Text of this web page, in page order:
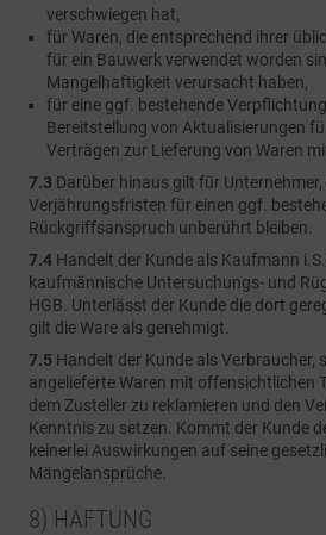
verschwiegen hat,
für Waren, die entsprechend ihrer
für ein Bauwerk verwendet worden
Mangelhaftigkeit verursacht haben,
für eine ggf. bestehende
Bereitstellung von Aktualisierungen
Verträgen zur Lieferung von Waren
7.3 Darüber hinaus gilt für
Verjährungsfristen für einen ggf.
Rückgriffsanspruch unberührt bleiben.
7.4 Handelt der Kunde als Kaufmann
kaufmännische Untersuchungs- und
HGB. Unterlässt der Kunde die dort
gilt die Ware als genehmigt.
7.5 Handelt der Kunde als Verbraucher,
angelieferte Waren mit offensichtlichen
dem Zusteller zu reklamieren und den
Kenntnis zu setzen. Kommt der Kunde
keinerlei Auswirkungen auf seine
Mängelansprüche.
8) HAFTUNG